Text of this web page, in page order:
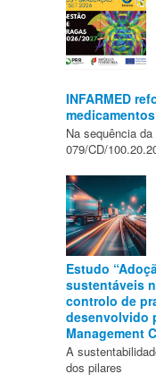
INFARMED
Na sequência
079/CD/
Estudo
sustentáveis
controlo de
desenvolvido
Management
A
dos pilares